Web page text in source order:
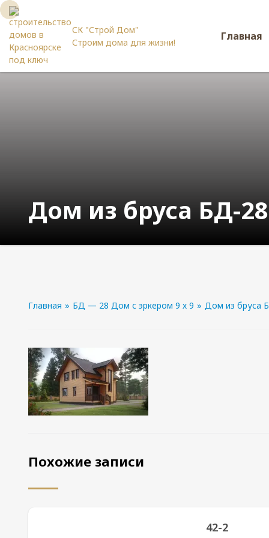
СК "Строй Дом"
Строим дома для жизни!
Главная
Дом из бруса БД-
Главная » БД — 28 Дом с эркером 9 х 9 » Дом из бруса
Похожие записи
42-2